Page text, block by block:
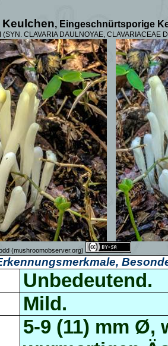
, Eingeschnürtsporige
(SYN. CLAVARIA DAULNOYAE, CLAVARIACEAE
(mushroomobserver.org)
Unbedeutend.
Mild.
5-9 (11) mm Ø,